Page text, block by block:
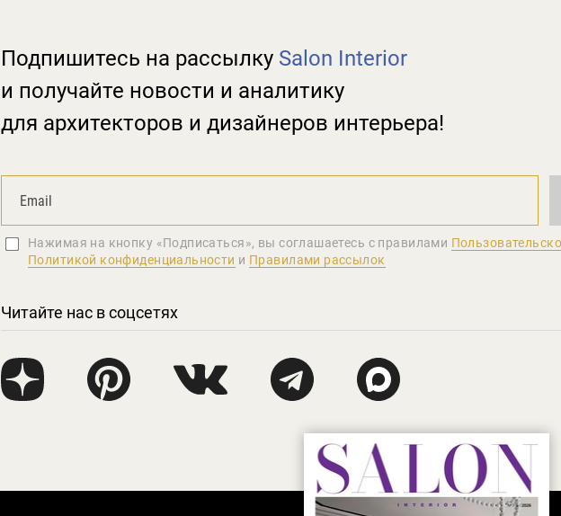
Подпишитесь на рассылку Salon Interior
и получайте новости и аналитику
для архитекторов и дизайнеров интерьера!
Нажимая на кнопку «Подписаться», вы соглашаетеcь с правилами
Политикой конфиденциальности и Правилами рассылок
Читайте нас в соцсетях